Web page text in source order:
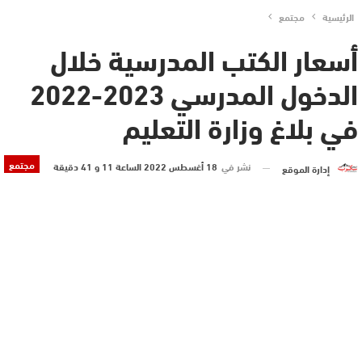
الرئيسية مجتمع
أسعار الكتب المدرسية خلال
الدخول المدرسي 2023-2022
في بلاغ وزارة التعليم
مجتمع إدارة الموقع نشر في 18 أغسطس 2022 الساعة 11 و 41 دقيقة